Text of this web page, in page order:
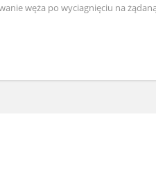
węża po wyciagnięciu na